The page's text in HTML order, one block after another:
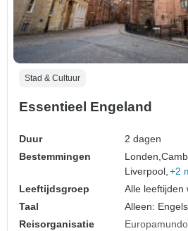
Stad & Cultuur
Essentieel Engeland
Duur
2 dagen
Bestemmingen
Londen,
Liverpool, +2
Leeftijdsgroep
Alle leeftijden
Taal
Alleen: Engels
Reisorganisatie
Europamundo